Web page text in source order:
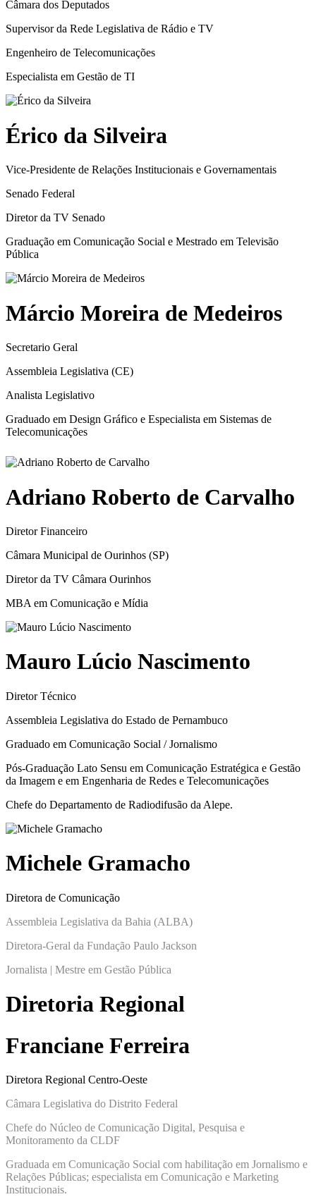
Câmara dos Deputados
Supervisor da Rede Legislativa de Rádio e TV
Engenheiro de Telecomunicações
Especialista em Gestão de TI
Érico da Silveira
Vice-Presidente de Relações Institucionais e Governamentais
Senado Federal
Diretor da TV Senado
Graduação em Comunicação Social e Mestrado em Televisão
Pública
Márcio Moreira de Medeiros
Secretario Geral
Assembleia Legislativa (CE)
Analista Legislativo
Graduado em Design Gráfico e Especialista em Sistemas de
Telecomunicações
Adriano Roberto de Carvalho
Diretor Financeiro
Câmara Municipal de Ourinhos (SP)
Diretor da TV Câmara Ourinhos
MBA em Comunicação e Mídia
Mauro Lúcio Nascimento
Diretor Técnico
Assembleia Legislativa do Estado de Pernambuco
Graduado em Comunicação Social / Jornalismo
Pós-Graduação Lato Sensu em Comunicação Estratégica e Gestão
da Imagem e em Engenharia de Redes e Telecomunicações
Chefe do Departamento de Radiodifusão da Alepe.
Michele Gramacho
Diretora de Comunicação
Assembleia Legislativa da Bahia (ALBA)
Diretora-Geral da Fundação Paulo Jackson
Jornalista | Mestre em Gestão Pública
Diretoria Regional
Franciane Ferreira
Diretora Regional Centro-Oeste
Câmara Legislativa do Distrito Federal
Chefe do Núcleo de Comunicação Digital, Pesquisa e
Monitoramento da CLDF
Graduada em Comunicação Social com habilitação em Jornalismo e
Relações Públicas; especialista em Comunicação e Marketing
Institucionais.